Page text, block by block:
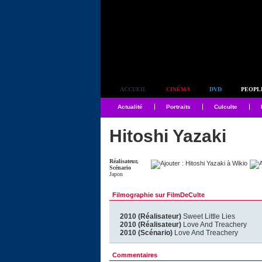
ACCUEIL CINÉMA DVD
Actualité Portraits Culculte
Hitoshi Yazaki
Réalisateur,
Scénario
Japon
Filmographie sur FilmDeCulte
2010 (Réalisateur) Sweet Little Lies
2010 (Réalisateur) Love And Treachery
2010 (Scénario) Love And Treachery
Commentaires